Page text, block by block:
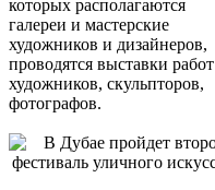
которых располагаются
галереи и мастерские
художников и дизайнеров,
проводятся выставки работ
художников, скульпторов,
фотографов.